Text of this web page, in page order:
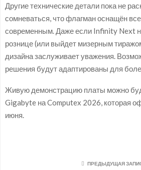
Другие технические детали пока не
сомневаться, что флагман оснащён
современным. Даже если Infinity Next
рознице (или выйдет мизерным
дизайна заслуживает уважения.
решения будут адаптированы для
Живую демонстрацию платы можно
Gigabyte на Computex 2026, которая
июня.
ПРЕДЫДУЩАЯ